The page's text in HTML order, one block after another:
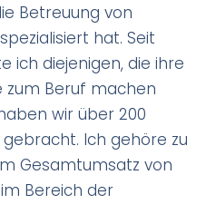
Betreuung von
hat. Seit
ich diejenigen, die ihre
zum Beruf machen
wir über 200
Ich gehöre zu
Gesamtumsatz von
Bereich der